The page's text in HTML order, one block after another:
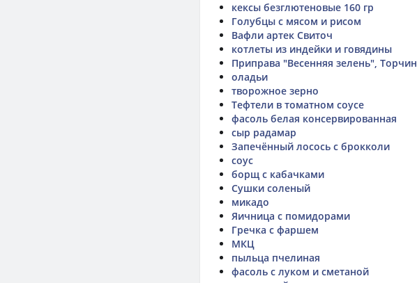
кексы безглютеновые 160 гр
Голубцы с мясом и рисом
Вафли артек Свиточ
котлеты из индейки и говядины
Приправа "Весенняя зелень", Торчин
оладьи
творожное зерно
Тефтели в томатном соусе
фасоль белая консервированная
сыр радамар
Запечённый лосось с брокколи
соус
борщ с кабачками
Сушки соленый
микадо
Яичница с помидорами
Гречка с фаршем
МКЦ
пыльца пчелиная
фасоль с луком и сметаной